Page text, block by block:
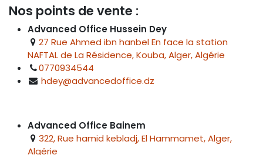
Nos points de vente :
Advanced Office Hussein Dey
27 Rue Ahmed ibn hanbel En face la station
NAFTAL de La Résidence, Kouba, Alger, Algérie
0770934544
hdey@advancedoffice.dz
Advanced Office Bainem
322, Rue hamid kebladj, El Hammamet, Alger,
Algérie